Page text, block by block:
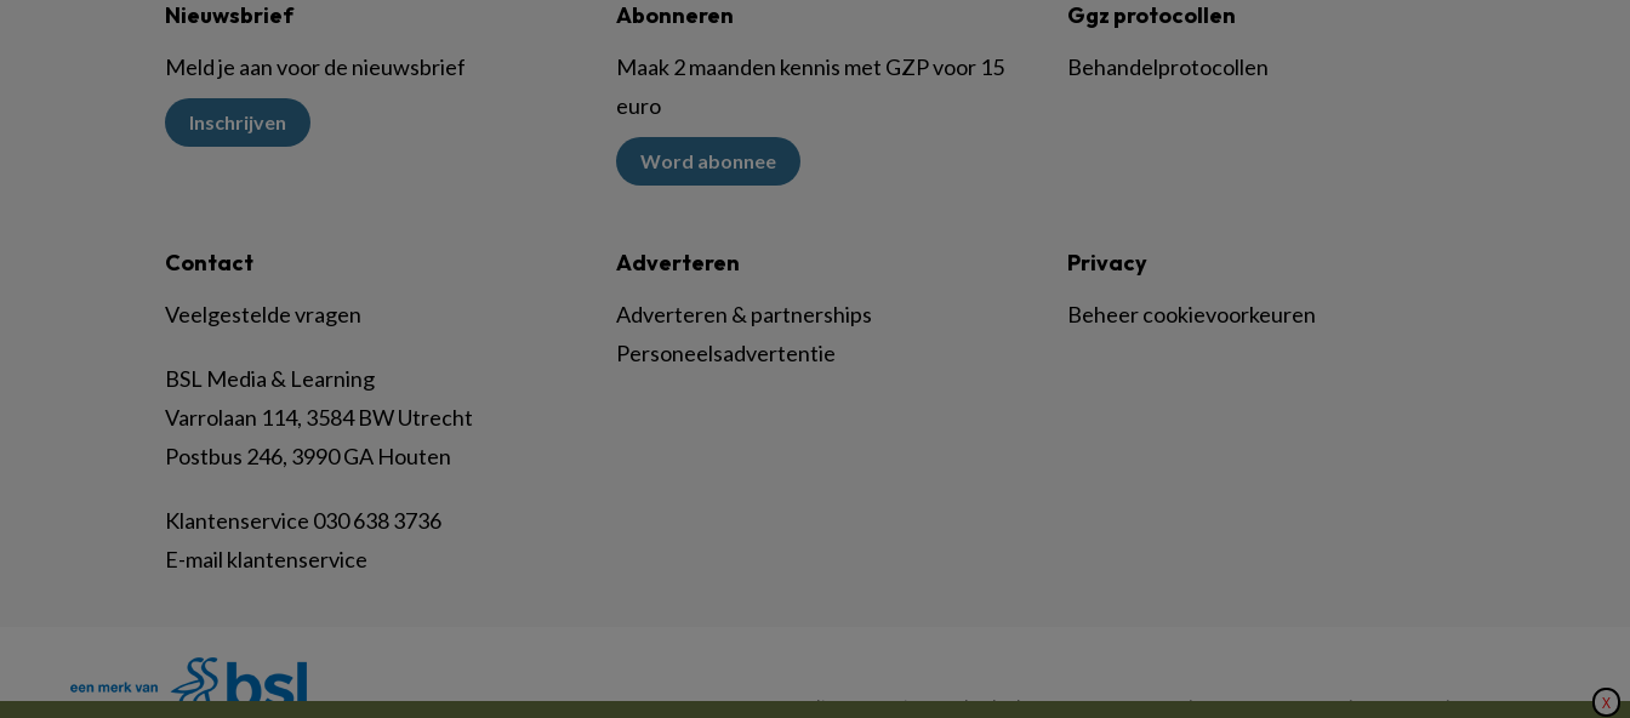
Nieuwsbrief
Meld je aan voor de nieuwsbrief
Inschrijven
Abonneren
Maak 2 maanden kennis met GZP voor 15
euro
Word abonnee
Ggz protocollen
Behandelprotocollen
Contact
Veelgestelde vragen
BSL Media & Learning
Varrolaan 114, 3584 BW Utrecht
Postbus 246, 3990 GA Houten
Klantenservice 030 638 3736
E-mail klantenservice
Adverteren
Adverteren & partnerships
Personeelsadvertentie
Privacy
Beheer cookievoorkeuren
© BSL Media & Learning, onderdeel vanSpringer Nature|Privacy Statement|Disclaimer|Voorwaarden X